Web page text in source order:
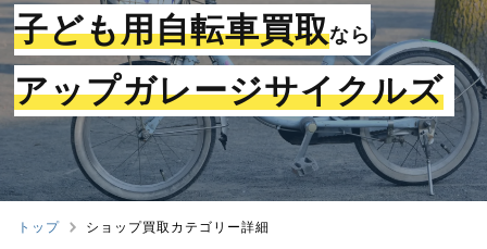
子ども用自転車買取なら
アップガレージサイクルズ
トップ ショップ買取カテゴリー詳細